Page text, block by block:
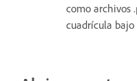
como archivos
cuadrícula